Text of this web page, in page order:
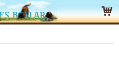
tillagd i varukorgen